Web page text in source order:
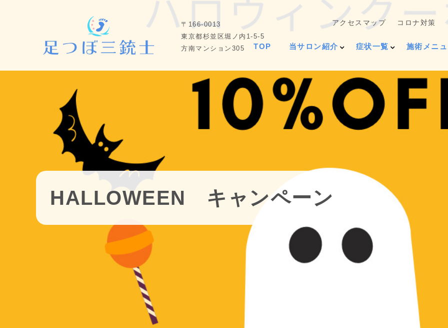
〒166-0013
東京都杉並区堀ノ内1-5-5
方南マンション305
アクセスマップ コロナ対策
TOP 当サロン紹介 症状一覧 施術メニ
HALLOWEEN キャンペーン